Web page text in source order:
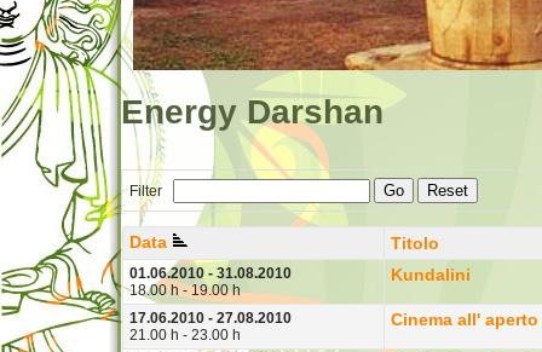
Energy Darshan
Filter Go Reset
Data Titolo
01.06.2010 - 31.08.2010
18.00 h - 19.00 h
Kundalini
17.06.2010 - 27.08.2010
21.00 h - 23.00 h
Cinema all'